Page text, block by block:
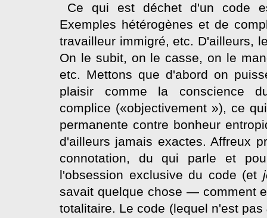
Ce qui est déchet d'un code
Exemples hétérogènes et de
travailleur immigré, etc. D'ailleurs,
On le subit, on le casse, on le
etc. Mettons que d'abord on
plaisir comme la conscience
complice («objectivement »), ce
permanente contre bonheur
d'ailleurs jamais exactes. Affreux
connotation, du qui parle et
l'obsession exclusive du code (et
savait quelque chose — comment
totalitaire. Le code (lequel n'est pas